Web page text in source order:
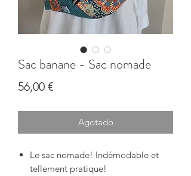
Sac banane - Sac nomade
56,00 €Precio
Agotado
Le sac nomade! Indémodable et
tellement pratique!